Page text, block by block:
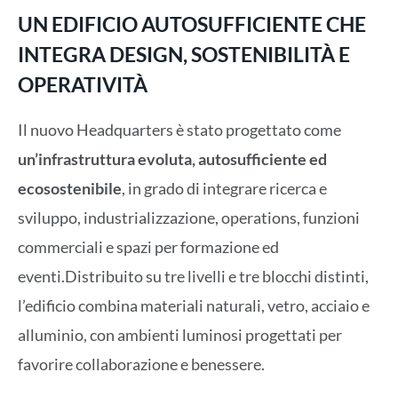
UN EDIFICIO AUTOSUFFICIENTE CHE
INTEGRA DESIGN, SOSTENIBILITÀ E
OPERATIVITÀ
Il nuovo Headquarters è stato progettato come
un’infrastruttura evoluta, autosufficiente ed
ecosostenibile, in grado di integrare ricerca e
sviluppo, industrializzazione, operations, funzioni
commerciali e spazi per formazione ed
eventi.Distribuito su tre livelli e tre blocchi distinti,
l’edificio combina materiali naturali, vetro, acciaio e
alluminio, con ambienti luminosi progettati per
favorire collaborazione e benessere.